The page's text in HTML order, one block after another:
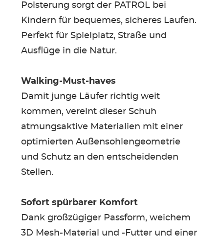
Polsterung sorgt der PATROL bei
Kindern für bequemes, sicheres Laufen.
Perfekt für Spielplatz, Straße und
Ausflüge in die Natur.
Walking-Must-haves
Damit junge Läufer richtig weit
kommen, vereint dieser Schuh
atmungsaktive Materialien mit einer
optimierten Außensohlengeometrie
und Schutz an den entscheidenden
Stellen.
Sofort spürbarer Komfort
Dank großzügiger Passform, weichem
3D Mesh-Material und -Futter und einer